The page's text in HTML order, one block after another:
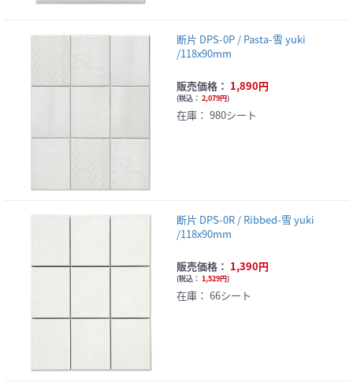
断片 DPS-0P / Pasta-雪 yuki
/118x90mm
販売価格： 1,890円
(税込： 2,079円)
在庫： 980シート
断片 DPS-0R / Ribbed-雪 yuki
/118x90mm
販売価格： 1,390円
(税込： 1,529円)
在庫： 66シート